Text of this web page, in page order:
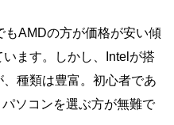
もAMDの方が価格が安い傾
ます。しかし、Intelが搭
種類は豊富。初心者であ
ソコンを選ぶ方が無難で